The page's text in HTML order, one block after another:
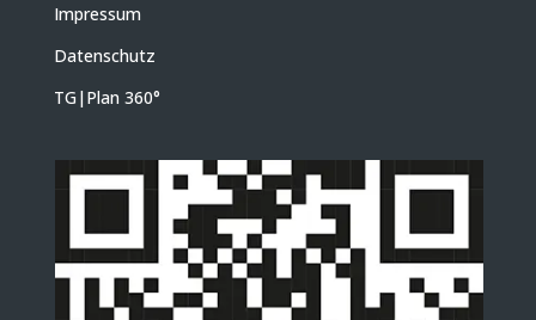
Impressum
Datenschutz
TG|Plan 360°